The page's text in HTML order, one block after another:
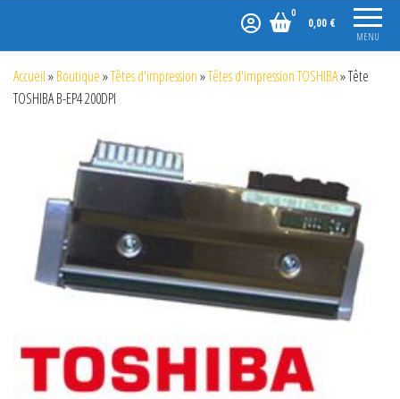
MENU
0
0,00 €
Accueil»Boutique»Têtes d'impression»Têtes d'impression TOSHIBA»Tête
TOSHIBA B-EP4 200DPI